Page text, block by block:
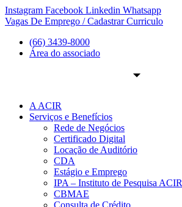
Ir
para
conteúdo
Instagram Facebook Linkedin Whatsapp
Vagas De Emprego / Cadastrar Curriculo
(66) 3439-8000
Área do associado
A ACIR
Serviços e Benefícios
Rede de Negócios
Certificado Digital
Locação de Auditório
CDA
Estágio e Emprego
IPA – Instituto de Pesquisa ACIR
CBMAE
Consulta de Crédito